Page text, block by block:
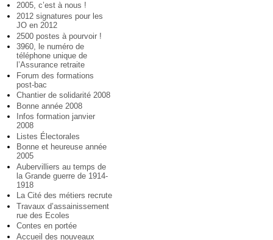
2005, c’est à nous !
2012 signatures pour les
JO en 2012
2500 postes à pourvoir !
3960, le numéro de
téléphone unique de
l’Assurance retraite
Forum des formations
post-bac
Chantier de solidarité 2008
Bonne année 2008
Infos formation janvier
2008
Listes Électorales
Bonne et heureuse année
2005
Aubervilliers au temps de
la Grande guerre de 1914-
1918
La Cité des métiers recrute
Travaux d’assainissement
rue des Ecoles
Contes en portée
Accueil des nouveaux